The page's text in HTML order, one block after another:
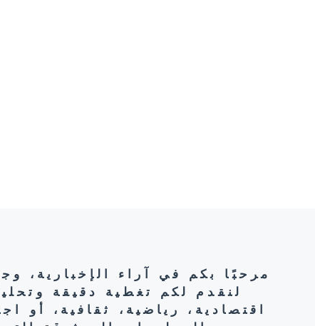
مرحبًا بكم في آراء الإخبارية،
لنقدم لكم تغطية دقيقة
اقتصادية، رياضية، ثقافية، أو